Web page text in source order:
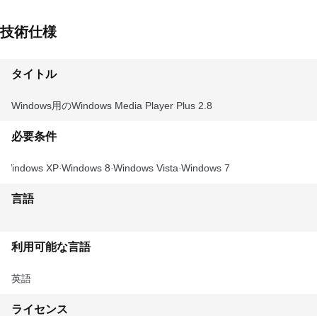
技術仕様
タイトル
Windows用のWindows Media Player Plus 2.8
必要条件
Windows XP Windows 8 Windows Vista Windows 7
言語
利用可能な言語
英語
ライセンス